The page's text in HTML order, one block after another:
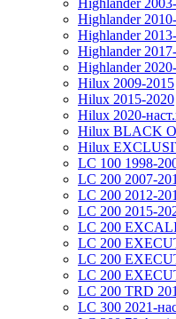
Highlander
Highlander
Highlander
Highlander
Hilux 2009-2015
Hilux 2015-2020
Hilux 2020-
Hilux BLACK
Hilux
LC 100 1998-
LC 200 2007-
LC 200 2012-
LC 200 2015-
LC 200
LC 200
LC 200
LC 200
LC 200 TRD
LC 300 2021-